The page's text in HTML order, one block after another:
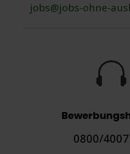
jobs@jobs-ohne-

0800/